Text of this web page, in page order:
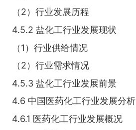
（2）行业发展历程
4.5.2 盐化工行业发展现状
（1）行业供给情况
（2）行业需求情况
4.5.3 盐化工行业发展前景
4.6 中国医药化工行业发展分析
4.6.1 医药化工行业发展概况